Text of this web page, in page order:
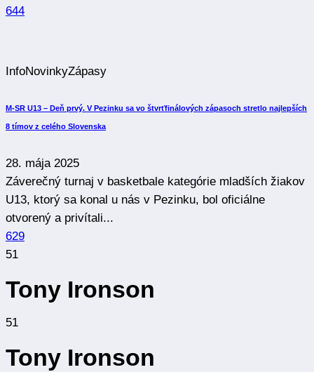
644
InfoNovinkyZápasy
M-SR U13 – Deň prvý. V Pezinku sa vo štvrťfinálových zápasoch stretlo najlepších
8 tímov z celého Slovenska
28. mája 2025
Záverečný turnaj v basketbale kategórie mladších žiakov
U13, ktorý sa konal u nás v Pezinku, bol oficiálne
otvorený a privítali...
629
51
Tony Ironson
51
Tony Ironson